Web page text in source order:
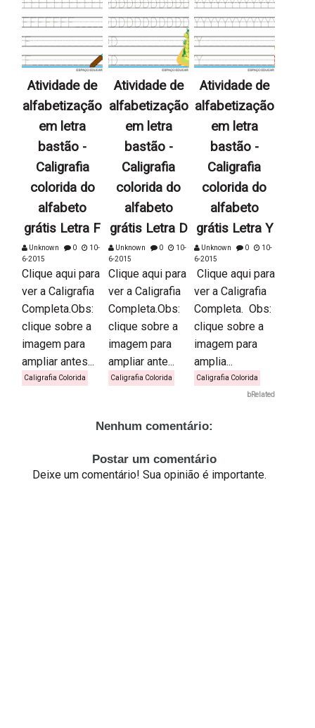
Atividade de
alfabetização
em letra
bastão -
Caligrafia
colorida do
alfabeto
grátis Letra F
Unknown 0
10-
6-2015
Clique aqui para
ver a Caligrafia
Completa.Obs:
clique sobre a
imagem para
ampliar antes...
Caligrafia Colorida
Atividade de
alfabetização
em letra
bastão -
Caligrafia
colorida do
alfabeto
grátis Letra D
Unknown 0
10-
6-2015
Clique aqui para
ver a Caligrafia
Completa.Obs:
clique sobre a
imagem para
ampliar ante...
Caligrafia Colorida
Atividade de
alfabetização
em letra
bastão -
Caligrafia
colorida do
alfabeto
grátis Letra Y
Unknown 0
10-
6-2015
Clique aqui para
ver a Caligrafia
Completa. Obs:
clique sobre a
imagem para
amplia...
Caligrafia Colorida
bRelated
Nenhum comentário:
Postar um comentário
Deixe um comentário! Sua opinião é importante.